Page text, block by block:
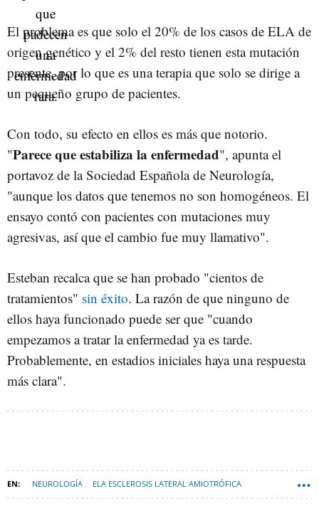
El problema es que solo el 20% de los casos de ELA de
origen genético y el 2% del resto tienen esta mutación
presente, por lo que es una terapia que solo se dirige a
un pequeño grupo de pacientes.
Con todo, su efecto en ellos es más que notorio.
"Parece que estabiliza la enfermedad", apunta el
portavoz de la Sociedad Española de Neurología,
"aunque los datos que tenemos no son homogéneos. El
ensayo contó con pacientes con mutaciones muy
agresivas, así que el cambio fue muy llamativo".
Esteban recalca que se han probado "cientos de
tratamientos" sin éxito. La razón de que ninguno de
ellos haya funcionado puede ser que "cuando
empezamos a tratar la enfermedad ya es tarde.
Probablemente, en estadios iniciales haya una respuesta
más clara".
NEUROLOGÍA ELA ESCLEROSIS LATERAL AMIOTRÓFICA